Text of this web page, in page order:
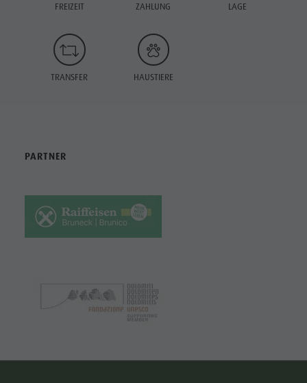
FREIZEIT ZAHLUNG LAGE
TRANSFER HAUSTIERE
PARTNER